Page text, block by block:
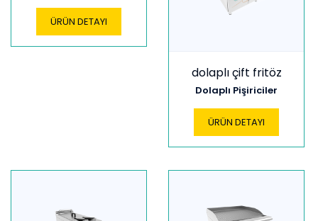
ÜRÜN DETAYI
dolaplı çift fritöz
Dolaplı Pişiriciler
ÜRÜN DETAYI